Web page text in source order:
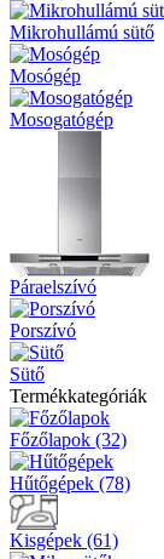
Mikrohullámú sütő
Mosógép
Mosogatógép
Páraelszívó
Porszívó
Sütő
Termékkategóriák
Főzőlapok (32)
Hűtőgépek (78)
Kisgépek (61)